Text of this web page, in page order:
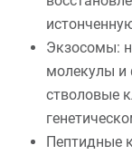
Экзосомы:
молекулы и
стволовые
Пептидные